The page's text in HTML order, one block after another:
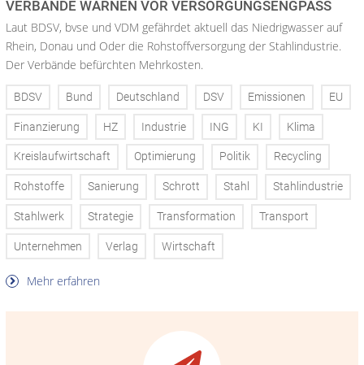
VERBÄNDE WARNEN VOR VERSORGUNGSENGPASS
Laut BDSV, bvse und VDM gefährdet aktuell das Niedrigwasser auf
Rhein, Donau und Oder die Rohstoffversorgung der Stahlindustrie.
Der Verbände befürchten Mehrkosten.
BDSV Bund Deutschland DSV Emissionen EU
Finanzierung HZ Industrie ING KI Klima
Kreislaufwirtschaft Optimierung Politik Recycling
Rohstoffe Sanierung Schrott Stahl Stahlindustrie
Stahlwerk Strategie Transformation Transport
Unternehmen Verlag Wirtschaft
Mehr erfahren